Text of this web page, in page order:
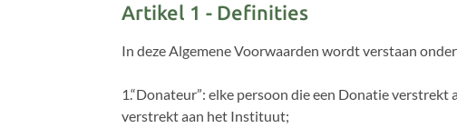
Artikel 1 - Definities
In deze Algemene Voorwaarden wordt verstaan
1.“Donateur”: elke persoon die een Donatie
verstrekt aan het Instituut;